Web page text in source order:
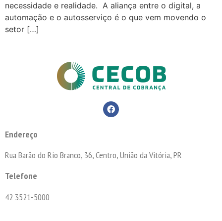
necessidade e realidade. A aliança entre o digital, a
automação e o autosserviço é o que vem movendo o
setor […]
Endereço
Rua Barão do Rio Branco, 36, Centro, União da Vitória, PR
Telefone
42 3521-5000